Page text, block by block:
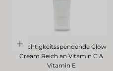
Feuchtigkeitsspendende Glow
Cream Reich an Vitamin C &
Vitamin E